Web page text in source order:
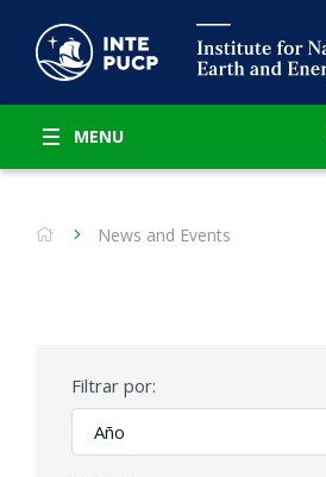
MENU
News and Events
Filtrar por: